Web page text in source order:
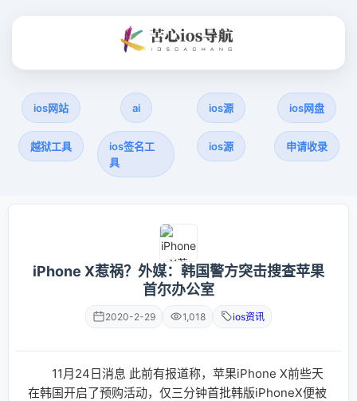
ios网站 ai ios源 ios网盘
越狱工具
ios签名工
具
ios源 申请收录
iPhone X惹祸？外媒：韩国警方突击搜查苹果
首尔办公室
2020-2-29 1,018 ios资讯
11月24日消息 此前有报道称，苹果iPhone X前些天
在韩国开启了预购活动，仅三分钟首批韩版iPhoneX便被